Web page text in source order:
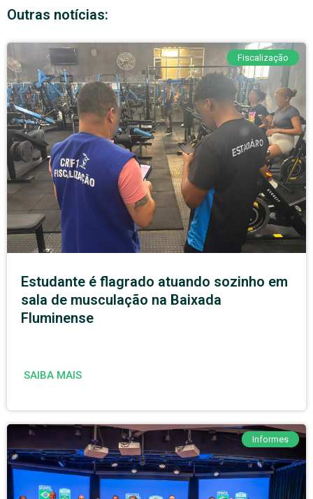
Outras notícias:
Fiscalização
Estudante é flagrado atuando sozinho em
sala de musculação na Baixada
Fluminense
SAIBA MAIS
Informes